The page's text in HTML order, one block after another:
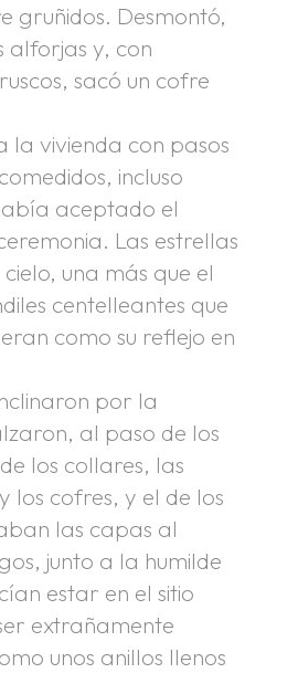
gruñidos. Desmontó,
alforjas y, con
sacó un cofre
la vivienda con pasos
incluso
aceptado el
Las estrellas
una más que el
centelleantes que
como su reflejo en
por la
al paso de los
los collares, las
los cofres, y el de los
las capas al
junto a la humilde
estar en el sitio
extrañamente
unos anillos llenos